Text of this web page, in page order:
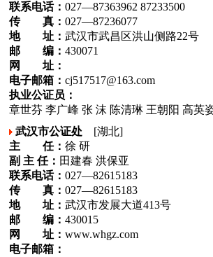
联系电话： 027—87363962 87233500
传 真： 027—87236077
地 址： 武汉市武昌区洪山侧路22号
邮 编： 430071
网 址：
电子邮箱： cj517517@163.com
执业公证员：
章世芬 李广峰 张 沫 陈清琳 王朝阳 高英
武汉市公证处 [湖北]
主 任： 徐 研
副 主 任： 田建春 洪保亚
联系电话： 027—82615183
传 真： 027—82615183
地 址： 武汉市发展大道413号
邮 编： 430015
网 址： www.whgz.com
电子邮箱：